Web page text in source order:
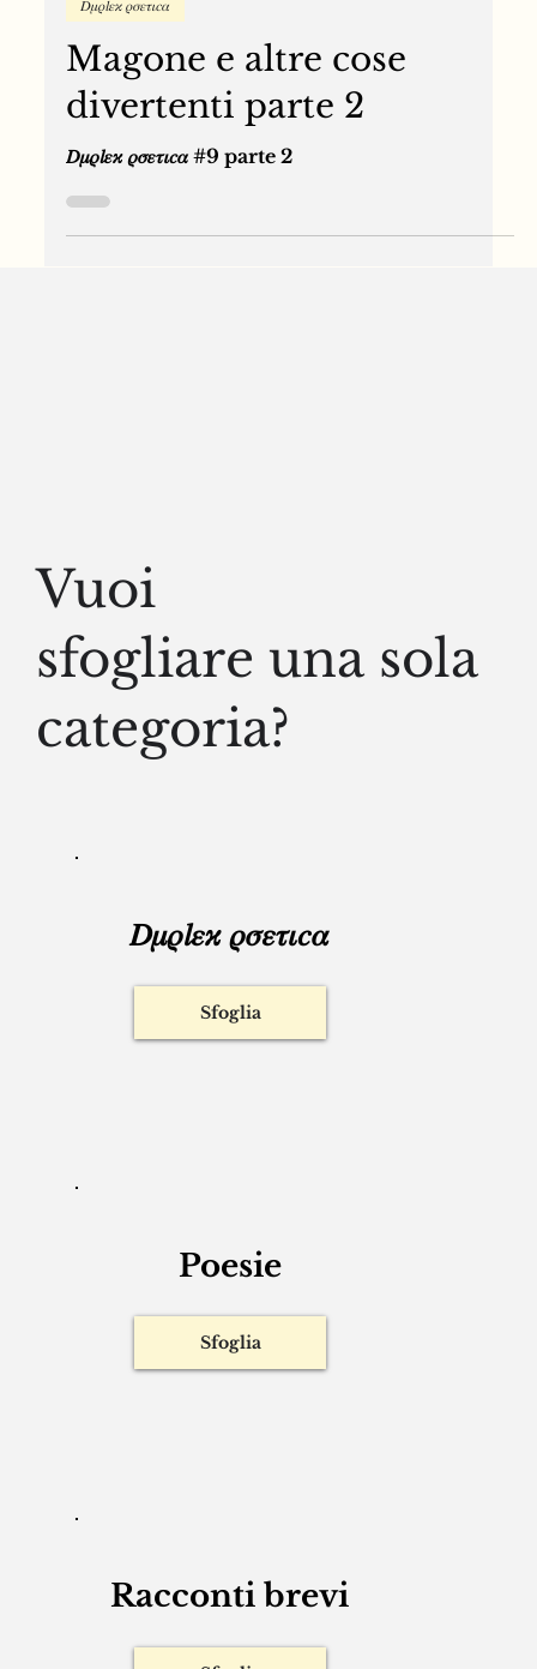
19 ott 2022
𝐷𝜇𝜌𝑙𝜀𝜘 𝜌𝜎𝜀𝜏𝜄𝑐𝛼
Magone e altre cose
divertenti parte 2
Vuoi
sfogliare una sola
categoria?
𝐷𝜇𝜌𝑙𝜀𝜘 𝜌𝜎𝜀𝜏𝜄𝑐𝛼
Poesie